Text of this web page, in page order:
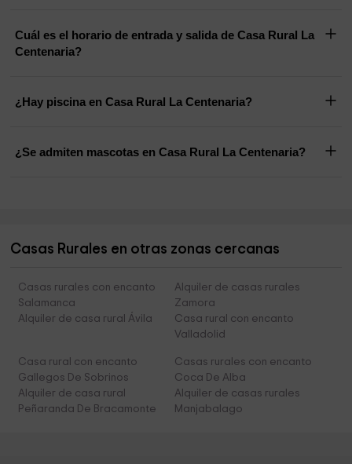
Cuál es el horario de entrada y salida de Casa Rural La
Centenaria?
¿Hay piscina en Casa Rural La Centenaria?
¿Se admiten mascotas en Casa Rural La Centenaria?
Casas Rurales en otras zonas cercanas
Casas rurales con encanto
Salamanca
Alquiler de casas rurales
Zamora
Alquiler de casa rural Ávila
Casa rural con encanto
Valladolid
Casa rural con encanto
Gallegos De Sobrinos
Casas rurales con encanto
Coca De Alba
Alquiler de casa rural
Peñaranda De Bracamonte
Alquiler de casas rurales
Manjabalago